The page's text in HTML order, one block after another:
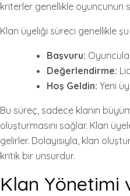
kriterler genellikle oyuncunun
Klan üyeliği süreci genellikle
Başvuru:
Değerlendirme:
Hoş Geldin: Yeni
Bu süreç, sadece klanın
oluşturmasını sağlar. Klan
gelirler. Dolayısıyla, klan
kritik bir unsurdur.
Klan Yönetimi